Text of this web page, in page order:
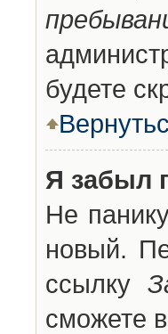
будете
Я забыл
Не
новый.
ссылку
сможете